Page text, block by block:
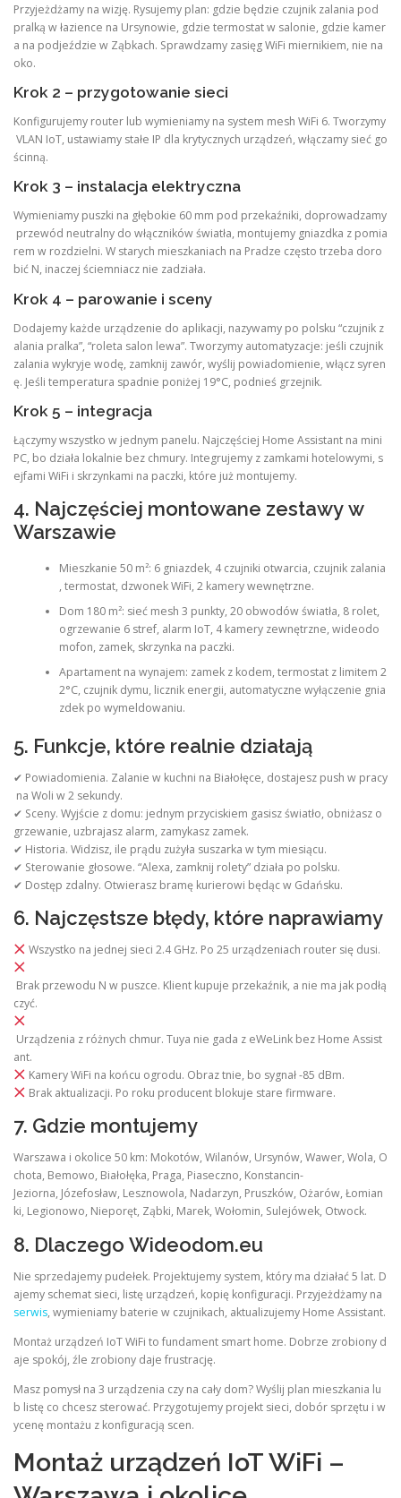
Przyjeżdżamy na wizję. Rysujemy plan: gdzie będzie czujnik zalania pod
pralką w łazience na Ursynowie, gdzie termostat w salonie, gdzie kamer
a na podjeździe w Ząbkach. Sprawdzamy zasięg WiFi miernikiem, nie na
oko.
Krok 2 – przygotowanie sieci
Konfigurujemy router lub wymieniamy na system mesh WiFi 6. Tworzymy
VLAN IoT, ustawiamy stałe IP dla krytycznych urządzeń, włączamy sieć go
ścinną.
Krok 3 – instalacja elektryczna
Wymieniamy puszki na głębokie 60 mm pod przekaźniki, doprowadzamy
przewód neutralny do włączników światła, montujemy gniazdka z pomia
rem w rozdzielni. W starych mieszkaniach na Pradze często trzeba doro
bić N, inaczej ściemniacz nie zadziała.
Krok 4 – parowanie i sceny
Dodajemy każde urządzenie do aplikacji, nazywamy po polsku “czujnik z
alania pralka”, “roleta salon lewa”. Tworzymy automatyzacje: jeśli czujnik
zalania wykryje wodę, zamknij zawór, wyślij powiadomienie, włącz syren
ę. Jeśli temperatura spadnie poniżej 19°C, podnieś grzejnik.
Krok 5 – integracja
Łączymy wszystko w jednym panelu. Najczęściej Home Assistant na mini
PC, bo działa lokalnie bez chmury. Integrujemy z zamkami hotelowymi, s
ejfami WiFi i skrzynkami na paczki, które już montujemy.
4. Najczęściej montowane zestawy w
Warszawie
Mieszkanie 50 m²: 6 gniazdek, 4 czujniki otwarcia, czujnik zalania
, termostat, dzwonek WiFi, 2 kamery wewnętrzne.
Dom 180 m²: sieć mesh 3 punkty, 20 obwodów światła, 8 rolet,
ogrzewanie 6 stref, alarm IoT, 4 kamery zewnętrzne, wideodo
mofon, zamek, skrzynka na paczki.
Apartament na wynajem: zamek z kodem, termostat z limitem 2
2°C, czujnik dymu, licznik energii, automatyczne wyłączenie gnia
zdek po wymeldowaniu.
5. Funkcje, które realnie działają
✔ Powiadomienia. Zalanie w kuchni na Białołęce, dostajesz push w pracy
na Woli w 2 sekundy.
✔ Sceny. Wyjście z domu: jednym przyciskiem gasisz światło, obniżasz o
grzewanie, uzbrajasz alarm, zamykasz zamek.
✔ Historia. Widzisz, ile prądu zużyła suszarka w tym miesiącu.
✔ Sterowanie głosowe. “Alexa, zamknij rolety” działa po polsku.
✔ Dostęp zdalny. Otwierasz bramę kurierowi będąc w Gdańsku.
6. Najczęstsze błędy, które naprawiamy
Wszystko na jednej sieci 2.4 GHz. Po 25 urządzeniach router się dusi.
Brak przewodu N w puszce. Klient kupuje przekaźnik, a nie ma jak podłą
czyć.
Urządzenia z różnych chmur. Tuya nie gada z eWeLink bez Home Assist
ant.
Kamery WiFi na końcu ogrodu. Obraz tnie, bo sygnał -85 dBm.
Brak aktualizacji. Po roku producent blokuje stare firmware.
7. Gdzie montujemy
Warszawa i okolice 50 km: Mokotów, Wilanów, Ursynów, Wawer, Wola, O
chota, Bemowo, Białołęka, Praga, Piaseczno, Konstancin-
Jeziorna, Józefosław, Lesznowola, Nadarzyn, Pruszków, Ożarów, Łomian
ki, Legionowo, Nieporęt, Ząbki, Marek, Wołomin, Sulejówek, Otwock.
8. Dlaczego Wideodom.eu
Nie sprzedajemy pudełek. Projektujemy system, który ma działać 5 lat. D
ajemy schemat sieci, listę urządzeń, kopię konfiguracji. Przyjeżdżamy na
serwis, wymieniamy baterie w czujnikach, aktualizujemy Home Assistant.
Montaż urządzeń IoT WiFi to fundament smart home. Dobrze zrobiony d
aje spokój, źle zrobiony daje frustrację.
Masz pomysł na 3 urządzenia czy na cały dom? Wyślij plan mieszkania lu
b listę co chcesz sterować. Przygotujemy projekt sieci, dobór sprzętu i w
ycenę montażu z konfiguracją scen.
Montaż urządzeń IoT WiFi –